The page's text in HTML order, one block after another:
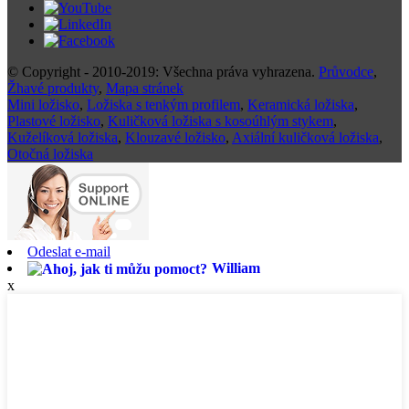
© Copyright - 2010-2019: Všechna práva vyhrazena. Průvodce,
Žhavé produkty, Mapa stránek
Mini ložisko, Ložiska s tenkým profilem, Keramická ložiska,
Plastové ložisko, Kuličková ložiska s kosoúhlým stykem,
Kuželíková ložiska, Klouzavé ložisko, Axiální kuličková ložiska,
Otočná ložiska
Odeslat e-mail
William
x